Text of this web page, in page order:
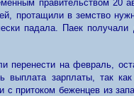
правительством 20
протащили в земство
падала. Паек
перенести на февраль,
выплата зарплаты, так
с притоком беженцев из